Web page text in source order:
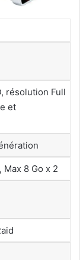
résolution Full
et
Max 8 Go x 2